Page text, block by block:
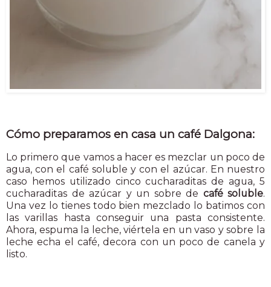
Cómo preparamos en casa un café Dalgona:
Lo primero que vamos a hacer es mezclar un poco de
agua, con el café soluble y con el azúcar. En nuestro
caso hemos utilizado cinco cucharaditas de agua, 5
cucharaditas de azúcar y un sobre de café soluble.
Una vez lo tienes todo bien mezclado lo batimos con
las varillas hasta conseguir una pasta consistente.
Ahora, espuma la leche, viértela en un vaso y sobre la
leche echa el café, decora con un poco de canela y
listo.